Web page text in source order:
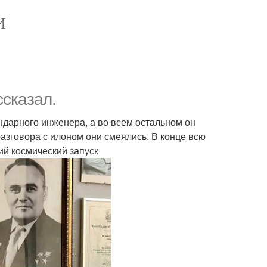
инженера, а во всем остальном он
с илоном они смеялись. В конце всю
космический запуск